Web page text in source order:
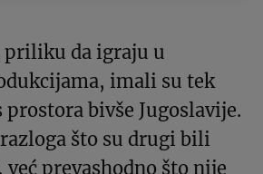
priliku da igraju u
imali su tek
bivše Jugoslavije.
što su drugi bili
prevashodno što nije